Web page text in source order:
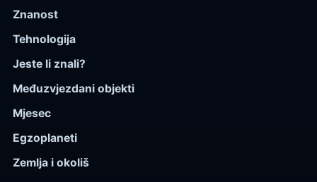
Znanost
Tehnologija
Jeste li znali?
Međuzvjezdani objekti
Mjesec
Egzoplaneti
Zemlja i okoliš